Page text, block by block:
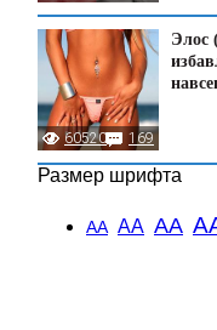
60520 169
Элос
Размер шрифта
АА АА АА